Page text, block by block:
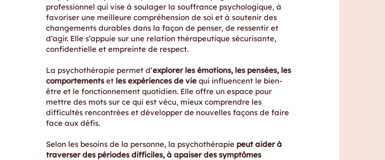
professionnel qui vise à soulager la souffrance psychologique, à
favoriser une meilleure compréhension de soi et à soutenir des
changements durables dans la façon de penser, de ressentir et
d’agir. Elle s’appuie sur une relation thérapeutique sécurisante,
confidentielle et empreinte de respect.
La psychothérapie permet d’explorer les émotions, les pensées, les
comportementset les expériences de vie qui influencent le bien-
être et le fonctionnement quotidien. Elle offre un espace pour
mettre des mots sur ce qui est vécu, mieux comprendre les
difficultés rencontrées et développer de nouvelles façons de faire
face aux défis.
Selon les besoins de la personne, la psychothérapie peut aider à
traverser des périodes difficiles, à apaiser des symptômes